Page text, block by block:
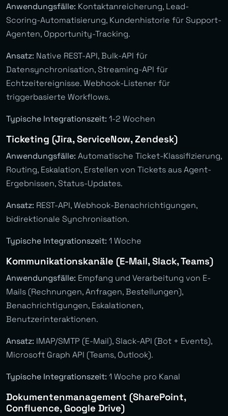
Anwendungsfälle: Kontaktanreicherung, Lead-
Scoring-Automatisierung, Kundenhistorie für Support-
Agenten, Opportunity-Tracking.
Ansatz: Native REST-API, Bulk-API für
Datensynchronisation, Streaming-API für
Echtzeitereignisse. Webhook-Listener für
triggerbasierte Workflows.
Typische Integrationszeit: 1-2 Wochen
Ticketing (Jira, ServiceNow, Zendesk)
Anwendungsfälle: Automatische Ticket-Klassifizierung,
Routing, Eskalation, Erstellen von Tickets aus Agent-
Ergebnissen, Status-Updates.
Ansatz: REST-API, Webhook-Benachrichtigungen,
bidirektionale Synchronisation.
Typische Integrationszeit: 1 Woche
Kommunikationskanäle (E-Mail, Slack, Teams)
Anwendungsfälle: Empfang und Verarbeitung von E-
Mails (Rechnungen, Anfragen, Bestellungen),
Benachrichtigungen, Eskalationen,
Benutzerinteraktionen.
Ansatz: IMAP/SMTP (E-Mail), Slack-API (Bot + Events),
Microsoft Graph API (Teams, Outlook).
Typische Integrationszeit: 1 Woche pro Kanal
Dokumentenmanagement (SharePoint,
Confluence, Google Drive)